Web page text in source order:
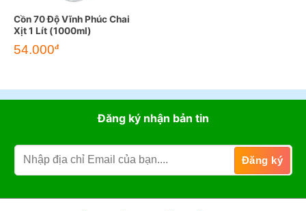
Cồn 70 Độ Vĩnh Phúc Chai
Xịt 1 Lít (1000ml)
54.000đ
Đăng ký nhận bản tin